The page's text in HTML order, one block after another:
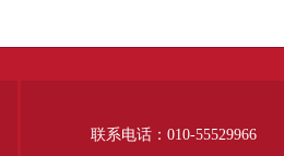
联系电话：010-55529966